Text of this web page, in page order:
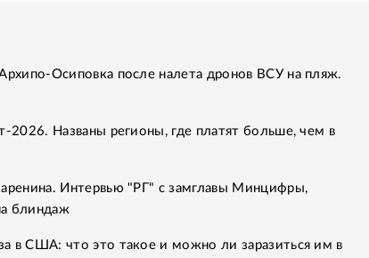
Осиповка после налета дронов ВСУ на пляж.
2026. Названы регионы, где платят больше, чем в
Интервью "РГ" с замглавы Минцифры,
блиндаж
в США: что это такое и можно ли заразиться им в